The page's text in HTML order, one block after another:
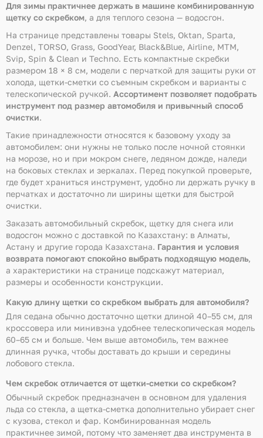
Для зимы практичнее держать в машине комбинированную
щетку со скребком, а для теплого сезона — водосгон.
На странице представлены товары Stels, Oktan, Sparta,
Denzel, TORSO, Grass, GoodYear, Black&Blue, Airline, MTM,
Svip, Spin & Clean и Techno. Есть компактные скребки
размером 18 × 8 см, модели с перчаткой для защиты руки от
холода, щетки-сметки со съемным скребком и варианты с
телескопической ручкой. Ассортимент позволяет подобрать
инструмент под размер автомобиля и привычный способ
очистки.
Такие принадлежности относятся к базовому уходу за
автомобилем: они нужны не только после ночной стоянки
на морозе, но и при мокром снеге, ледяном дожде, наледи
на боковых стеклах и зеркалах. Перед покупкой проверьте,
где будет храниться инструмент, удобно ли держать ручку в
перчатках и достаточно ли ширины щетки для быстрой
очистки.
Заказать автомобильный скребок, щетку для снега или
водосгон можно с доставкой по Казахстану: в Алматы,
Астану и другие города Казахстана. Гарантия и условия
возврата помогают спокойно выбрать подходящую модель,
а характеристики на странице подскажут материал,
размеры и особенности конструкции.
Какую длину щетки со скребком выбрать для автомобиля?
Для седана обычно достаточно щетки длиной 40–55 см, для
кроссовера или минивэна удобнее телескопическая модель
60–65 см и больше. Чем выше автомобиль, тем важнее
длинная ручка, чтобы доставать до крыши и середины
лобового стекла.
Чем скребок отличается от щетки-сметки со скребком?
Обычный скребок предназначен в основном для удаления
льда со стекла, а щетка-сметка дополнительно убирает снег
с кузова, стекол и фар. Комбинированная модель
практичнее зимой, потому что заменяет два инструмента в